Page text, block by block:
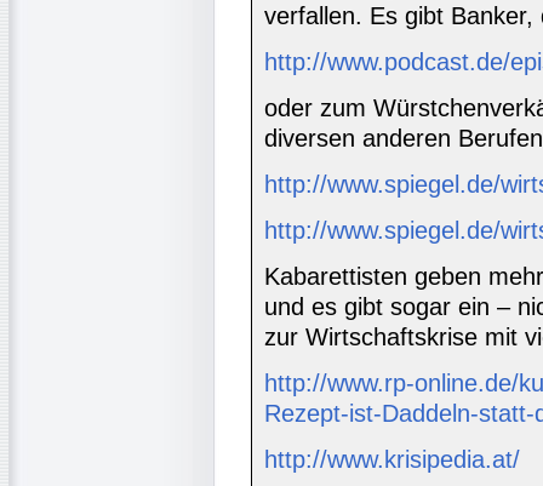
verfallen. Es gibt
http://www.podcast.de/
oder zum
diversen anderen
http://www.spiegel.de/
http://www.spiegel.de/
Kabarettisten geben
und es gibt sogar ein –
zur Wirtschaftskrise mit
http://www.rp-online.de/
Rezept-ist-Daddeln-
http://www.krisipedia.at/